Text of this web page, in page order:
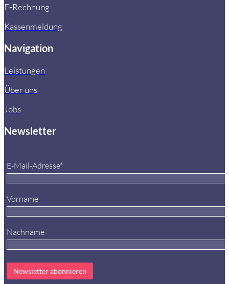
E-Rechnung
Kassenmeldung
Navigation
Leistungen
Über uns
Jobs
Newsletter
E-Mail-Adresse*
Vorname
Nachname